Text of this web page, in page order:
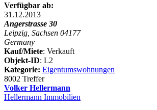
Verfügbar ab:
31.12.2013
Angerstrasse 30
Leipzig, Sachsen 04177
Germany
Kauf/Miete: Verkauft
Objekt-ID: L2
Kategorie: Eigentumswohnungen
8002 Treffer
Volker Hellermann
Hellermann Immobilien